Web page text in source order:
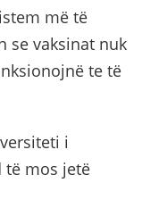
më të
se vaksinat nuk
te të
i
të mos jetë